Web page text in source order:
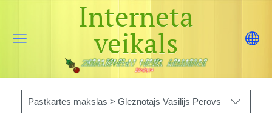
Interneta
veikals
Pastkartes mākslas > Gleznotājs Vasilijs Perovs